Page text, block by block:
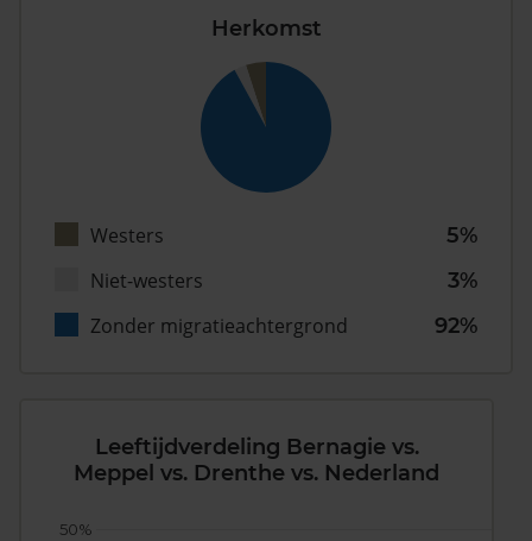
Herkomst
Westers
5%
Niet-westers
3%
Zonder migratieachtergrond
92%
Leeftijdverdeling Bernagie vs.
Meppel vs. Drenthe vs. Nederland
50%